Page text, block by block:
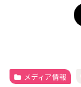
メディア情報